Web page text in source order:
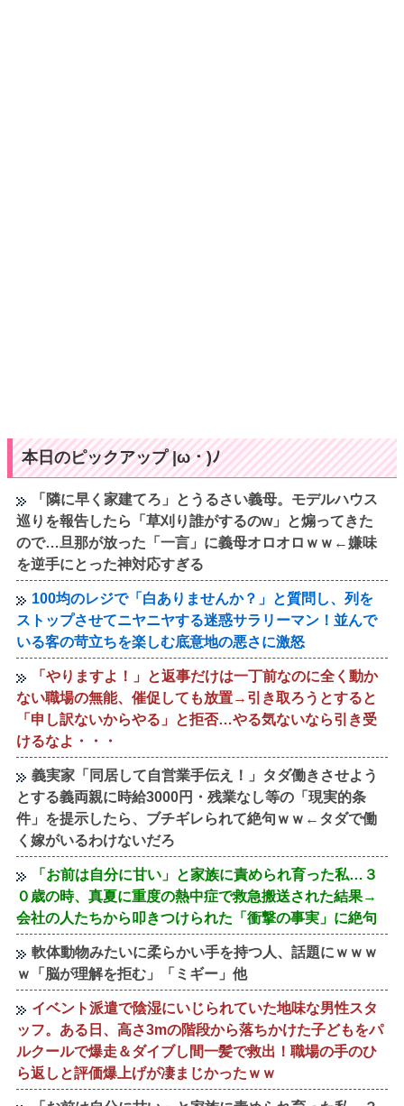
本日のピックアップ |ω・)ﾉ
「隣に早く家建てろ」とうるさい義母。モデルハウス
巡りを報告したら「草刈り誰がするのw」と煽ってきた
ので…旦那が放った「一言」に義母オロオロｗｗ←嫌味
を逆手にとった神対応すぎる
100均のレジで「白ありませんか？」と質問し、列を
ストップさせてニヤニヤする迷惑サラリーマン！並んで
いる客の苛立ちを楽しむ底意地の悪さに激怒
「やりますよ！」と返事だけは一丁前なのに全く動か
ない職場の無能、催促しても放置→引き取ろうとすると
「申し訳ないからやる」と拒否…やる気ないなら引き受
けるなよ・・・
義実家「同居して自営業手伝え！」タダ働きさせよう
とする義両親に時給3000円・残業なし等の「現実的条
件」を提示したら、ブチギレられて絶句ｗｗ←タダで働
く嫁がいるわけないだろ
「お前は自分に甘い」と家族に責められ育った私…３
０歳の時、真夏に重度の熱中症で救急搬送された結果→
会社の人たちから叩きつけられた「衝撃の事実」に絶句
軟体動物みたいに柔らかい手を持つ人、話題にｗｗｗ
ｗ「脳が理解を拒む」「ミギー」他
イベント派遣で陰湿にいじられていた地味な男性スタ
ッフ。ある日、高さ3mの階段から落ちかけた子どもをパ
ルクールで爆走＆ダイブし間一髪で救出！職場の手のひ
ら返しと評価爆上げが凄まじかったｗｗ